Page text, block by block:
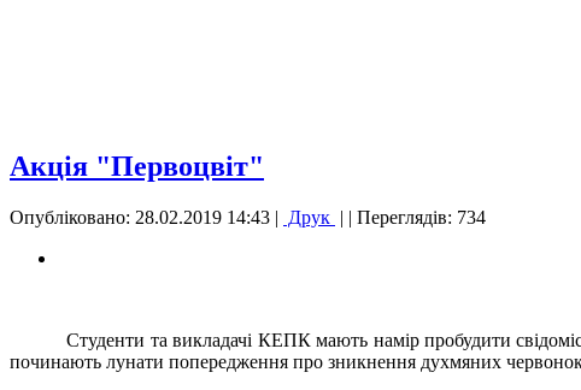
Акція "Первоцвіт"
Опубліковано: 28.02.2019 14:43 | Друк | | Переглядів: 734
Студенти та викладачі КЕПК мають намір пробудити
починають лунати попередження про зникнення духмяних